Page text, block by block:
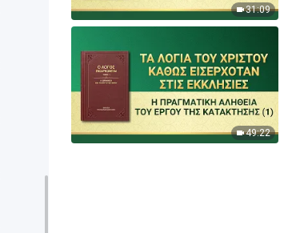
31:09
49:22